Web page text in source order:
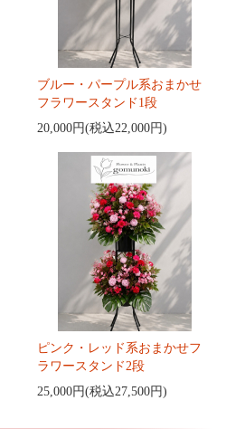
ブルー・パープル系おまかせ
フラワースタンド1段
20,000円(税込22,000円)
ピンク・レッド系おまかせフ
ラワースタンド2段
25,000円(税込27,500円)